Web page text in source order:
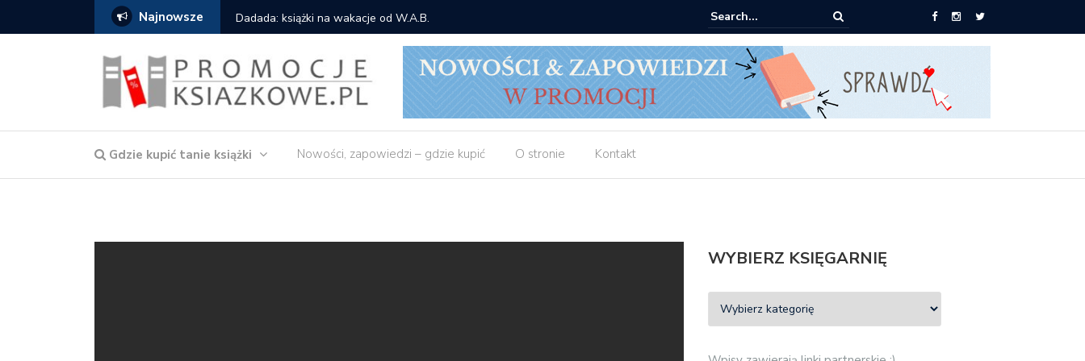
Najnowsze Dadada: książki na wakacje od W.A.B. Gdzie kupić: Mieczysław Gorzka – Copycat
Gdzie kupić tanie książki Nowości, zapowiedzi – gdzie kupić O stronie Kontakt
WYBIERZ KSIĘGARNIĘ